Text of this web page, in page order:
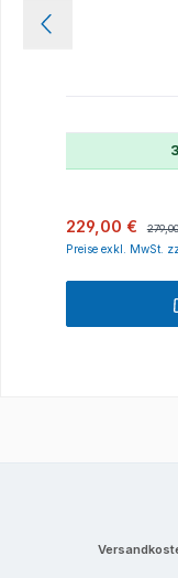
Verkaufspreis:
229,00 €
Preise exkl. MwSt.